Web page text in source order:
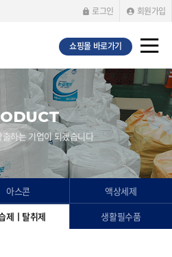
로그인 회원가입
쇼핑몰 바로가기
하는 기업이 되겠습니다
아스콘
액상세제
제ㅣ탈취제 생활필수품